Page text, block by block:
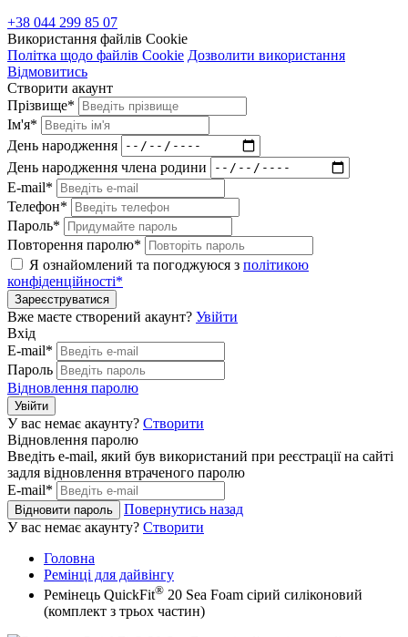
+38 044 299 85 07
Використання файлів Cookie
Політка щодо файлів Cookie Дозволити використання
Відмовитись
Створити акаунт
Прізвище*
Ім'я*
День народження
День народження члена родини
E-mail*
Телефон*
Пароль*
Повторення паролю*
Я ознайомлений та погоджуюся з політикою
конфіденційності*
Зареєструватися
Вже маєте створений акаунт? Увійти
Вхід
E-mail*
Пароль
Відновлення паролю
Увійти
У вас немає акаунту? Створити
Відновлення паролю
Введіть e-mail, який був використаний при реєстрації на сайті
задля відновлення втраченого паролю
E-mail*
Відновити пароль
Повернутись назад
У вас немає акаунту? Створити
Головна
Ремінці для дайвінгу
Ремінець QuickFit® 20 Sea Foam сірий силіконовий
(комплект з трьох частин)